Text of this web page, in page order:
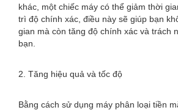
khác, một chiếc máy có thể giảm thời
trì độ chính xác, điều này sẽ giúp bạn
gian mà còn tăng độ chính xác và trách
bạn.
2. Tăng hiệu quả và tốc độ
Bằng cách sử dụng máy phân loại tiền